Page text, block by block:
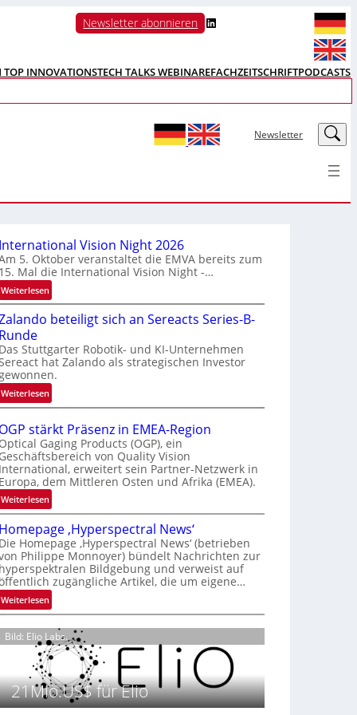
Newsletter abonnieren LinkedIn
TOP INNOVATIONSTECH TALKS WEBINAREFACHZEITSCHRIFTPODCASTS
Newsletter LinkedIn
International Vision Night 2026
5. Oktober veranstaltet die EMVA bereits zum
15. Mal die International Vision Night -…
Weiterlesen:
I
n
e
r
n
a
t
i
o
n
a
l
V
i
s
i
o
n
N
i
h
t
2
0
2
beteiligt sich an Sereacts Series-B-
Runde
Das Stuttgarter Robotik- und KI-Unternehmen
hat Zalando als strategischen Investor
Weiterlesen:
Z
a
l
a
n
d
o
b
e
t
e
i
l
i
t
s
i
c
h
a
OGP stärkt Präsenz in EMEA-Region
Optical Gaging Products (OGP), ein
Geschäftsbereich von Quality Vision
International, erweitert sein Partner-Netzwerk in
Europa, dem Mittleren Osten und Afrika (EMEA).
Weiterlesen:
O
G
P
s
t
ä
r
t
P
r
ä
s
e
Homepage ‚Hyperspectral News‘
Die Homepage ‚Hyperspectral News‘ (betrieben
Philippe Monnoyer) bündelt Nachrichten zur
hyperspektralen Bildgebung und verweist auf
zugängliche Artikel, die um eigene…
Weiterlesen:
H
o
m
e
p
a
g
Bild: Elio Labs.
21Mio.US$ für Elio